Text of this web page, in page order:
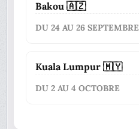
Bakou 🇦🇿
DU 24 AU 26 SEPTEMBRE
Kuala Lumpur 🇲🇾
DU 2 AU 4 OCTOBRE